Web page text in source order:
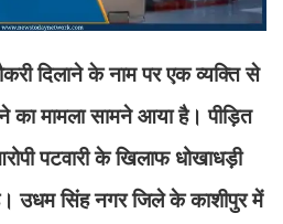
दिलाने के नाम पर एक व्यक्ति से
मामला सामने आया है। पीड़ित
पटवारी के खिलाफ धोखाधड़ी
उधम सिंह नगर जिले के काशीपुर में